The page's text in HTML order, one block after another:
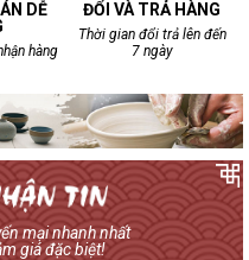
DỄ
hàng
ĐỔI VÀ TRẢ HÀNG
Thời gian đổi trả lên đến
7 ngày
mại nhanh nhất
giá đặc biệt!